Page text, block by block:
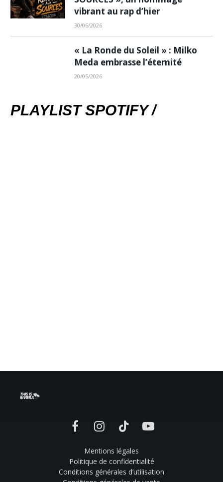
vibrant au rap d’hier
30/06/2026
« La Ronde du Soleil » : Milko
Meda embrasse l’éternité
20/05/2026
PLAYLIST SPOTIFY /
FacebookInstagramTikTok YouTube
Mentions légales
Politique de confidentialité
Conditions générales d’utilisation